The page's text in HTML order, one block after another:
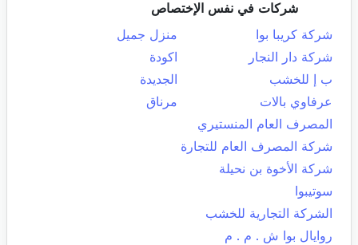
شركات في نفس الإختصاص
شركة كريبا بوا
منزل جميل
شركة دار النجار
اكودة
ب إ للخشب
الجديدة
عرفاوي بالات
مرناق
المصرف العام المنستيري
شركة المصرف العام للتجارة
شركة الأخوة بن نحيلة
سوتيبوا
الشركة التجارية للخشب
روايال بوا ش . م . م